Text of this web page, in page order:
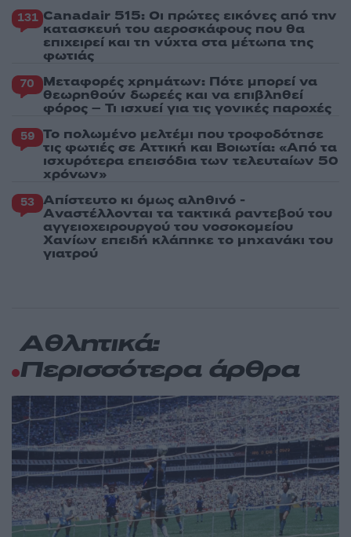
131 Canadair 515: Οι πρώτες εικόνες από την
κατασκευή του αεροσκάφους που θα
επιχειρεί και τη νύχτα στα μέτωπα της
φωτιάς
70 Μεταφορές χρημάτων: Πότε μπορεί να
θεωρηθούν δωρεές και να επιβληθεί
φόρος – Τι ισχυεί για τις γονικές παροχές
59 Το πολωμένο μελτέμι που τροφοδότησε
τις φωτιές σε Αττική και Βοιωτία: «Από τα
ισχυρότερα επεισόδια των τελευταίων 50
χρόνων»
53 Απίστευτο κι όμως αληθινό -
Aναστέλλονται τα τακτικά ραντεβού του
αγγειοχειρουργού του νοσοκομείου
Χανίων επειδή κλάπηκε το μηχανάκι του
γιατρού
Αθλητικά:
Περισσότερα άρθρα